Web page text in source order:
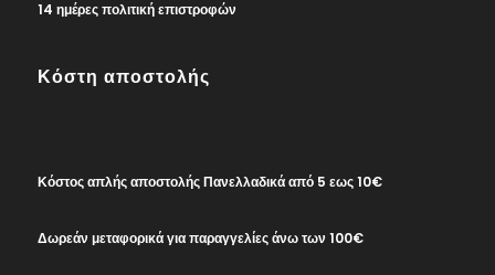
14 ημέρες πολιτική επιστροφών
Κόστη αποστολής
Κόστος απλής αποστολής Πανελλαδικά από 5 εως 10€
Δωρεάν μεταφορικά για παραγγελίες άνω των 100€